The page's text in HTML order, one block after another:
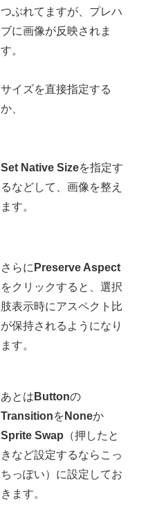
つぶれてますが、プレハ
ブに画像が反映されま
す。
サイズを直接指定する
か、
Set Native Sizeを指定す
るなどして、画像を整え
ます。
さらに Preserve Aspect
をクリックすると、選択
肢表示時にアスペクト比
が保持されるようになり
ます。
あとは Buttonの
Transitionを Noneか
Sprite Swap （押したと
きなど設定するならこっ
ちっぽい）に設定してお
きます。